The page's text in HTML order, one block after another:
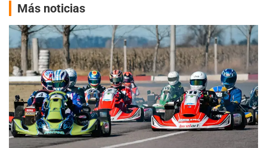
Más noticias